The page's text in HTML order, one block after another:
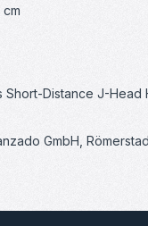
Short-Distance J-Head
GmbH,